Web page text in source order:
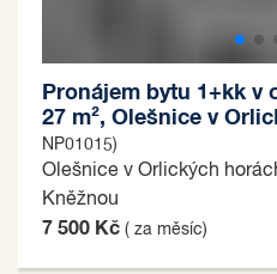
Pronájem bytu 1+kk v
27 m², Olešnice v
NP01015)
Olešnice v Orlických
Kněžnou
7 500 Kč ( za měsíc)